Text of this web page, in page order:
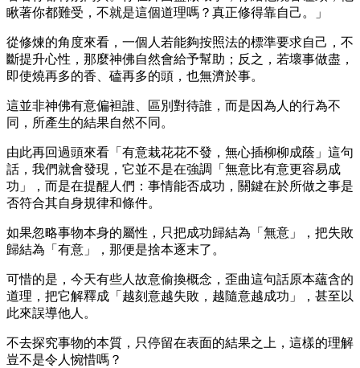
瞅著你都難受，不就是這個道理嗎？真正修得靠自己。」
從修煉的角度來看，一個人若能夠按照法的標準要求自己，不
斷提升心性，那麼神佛自然會給予幫助；反之，若壞事做盡，
即使燒再多的香、磕再多的頭，也無濟於事。
這並非神佛有意偏袒誰、區別對待誰，而是因為人的行為不
同，所產生的結果自然不同。
由此再回過頭來看「有意栽花花不發，無心插柳柳成蔭」這句
話，我們就會發現，它並不是在強調「無意比有意更容易成
功」，而是在提醒人們：事情能否成功，關鍵在於所做之事是
否符合其自身規律和條件。
如果忽略事物本身的屬性，只把成功歸結為「無意」，把失敗
歸結為「有意」，那便是捨本逐末了。
可惜的是，今天有些人故意偷換概念，歪曲這句話原本蘊含的
道理，把它解釋成「越刻意越失敗，越隨意越成功」，甚至以
此來誤導他人。
不去探究事物的本質，只停留在表面的結果之上，這樣的理解
豈不是令人惋惜嗎？